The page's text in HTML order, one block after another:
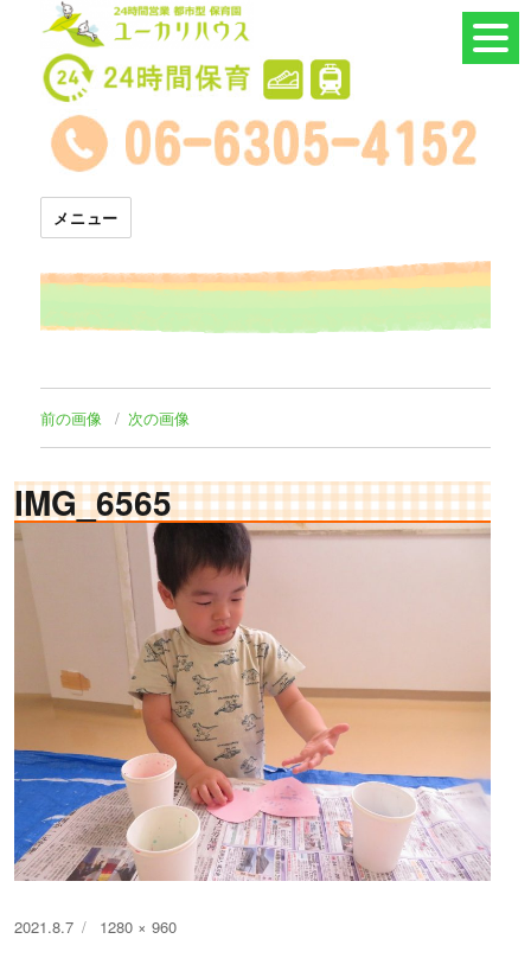
24時間託児所 ユーカリハウス
メニュー
前の画像 次の画像
IMG_6565
投
2021.8.7
フ
1280 × 960